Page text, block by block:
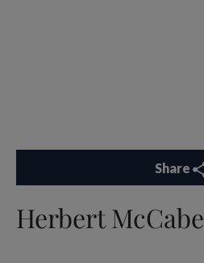
Share
Herbert McCabe